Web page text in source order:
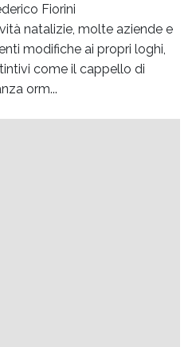
Fiorini
natalizie, molte aziende e
modifiche ai propri loghi,
come il cappello di
orm...